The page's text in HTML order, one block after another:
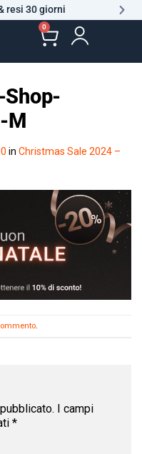
resi 30 giorni
0
M
in Christmas Sale 2024 –
.
I campi
*